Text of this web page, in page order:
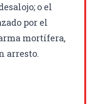
o el
por el
mortífera,
arresto.